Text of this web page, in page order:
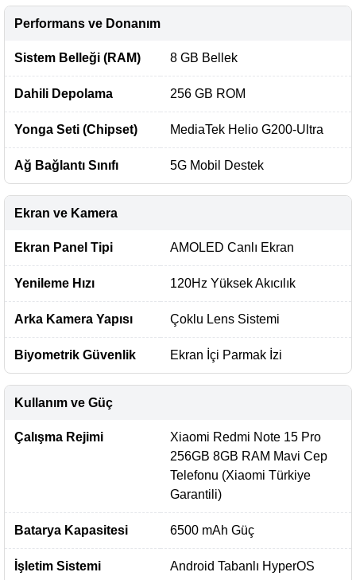
Performans ve Donanım
Sistem Belleği (RAM) 8 GB Bellek
Dahili Depolama 256 GB ROM
Yonga Seti (Chipset) MediaTek Helio G200-Ultra
Ağ Bağlantı Sınıfı 5G Mobil Destek
Ekran ve Kamera
Ekran Panel Tipi AMOLED Canlı Ekran
Yenileme Hızı 120Hz Yüksek Akıcılık
Arka Kamera Yapısı Çoklu Lens Sistemi
Biyometrik Güvenlik Ekran İçi Parmak İzi
Kullanım ve Güç
Çalışma Rejimi
Xiaomi Redmi Note 15 Pro
256GB 8GB RAM Mavi Cep
Telefonu (Xiaomi Türkiye
Garantili)
Batarya Kapasitesi 6500 mAh Güç
İşletim Sistemi Android Tabanlı HyperOS